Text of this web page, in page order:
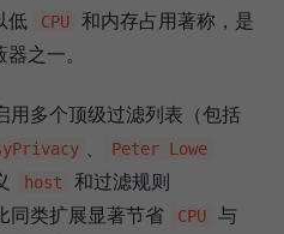
低
CPU
和内存占用著称，是
之一。
用多个顶级过滤列表（包括
Peter Lowe
host
和过滤规则
同类扩展显著节省 CPU
与